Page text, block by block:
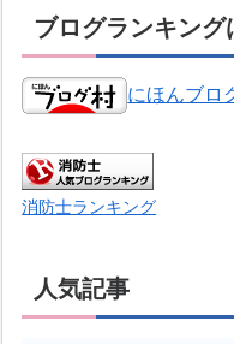
ブログランキング
にほんブロ
消防士ランキング
人気記事